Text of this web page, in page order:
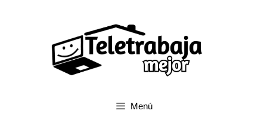
Menú